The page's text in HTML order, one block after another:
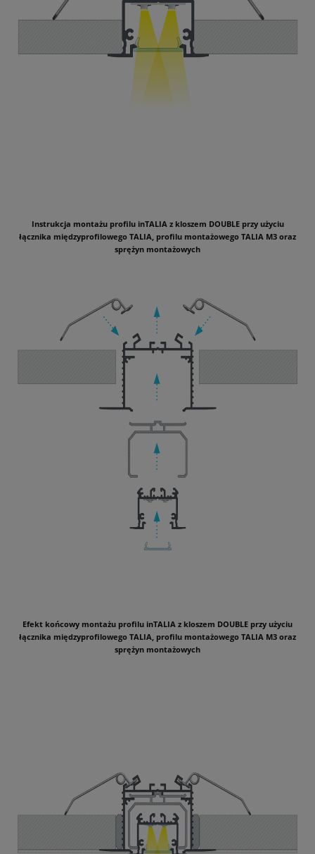
Instrukcja montażu profilu inTALIA z kloszem DOUBLE przy użyciu
łącznika międzyprofilowego TALIA, profilu montażowego TALIA M3 oraz
sprężyn montażowych
Efekt końcowy montażu profilu inTALIA z kloszem DOUBLE przy użyciu
łącznika międzyprofilowego TALIA, profilu montażowego TALIA M3 oraz
sprężyn montażowych